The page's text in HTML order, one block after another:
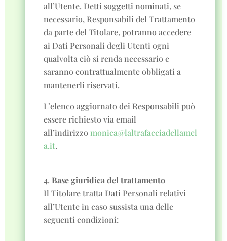
all’Utente. Detti soggetti nominati, se
necessario, Responsabili del Trattamento
da parte del Titolare, potranno accedere
ai Dati Personali degli Utenti ogni
qualvolta ciò si renda necessario e
saranno contrattualmente obbligati a
mantenerli riservati.
L’elenco aggiornato dei Responsabili può
essere richiesto via email
all’indirizzo monica@laltrafacciadellamel
a.it.
Base giuridica del trattamento
Il Titolare tratta Dati Personali relativi
all’Utente in caso sussista una delle
seguenti condizioni: